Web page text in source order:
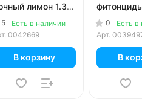
лимон 1.35
5
Есть в наличии
0042669
В корзину
0
Есть в
Арт.
В